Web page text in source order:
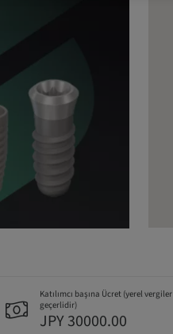
Katılımcı başına Ücret (yerel vergiler
geçerlidir)
JPY 30000.00